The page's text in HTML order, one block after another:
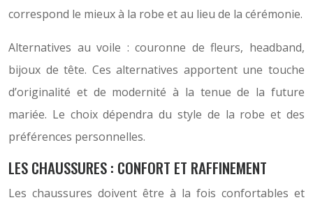
correspond le mieux à la robe et au lieu de la cérémonie.
Alternatives au voile : couronne de fleurs, headband,
bijoux de tête. Ces alternatives apportent une touche
d’originalité et de modernité à la tenue de la future
mariée. Le choix dépendra du style de la robe et des
préférences personnelles.
LES CHAUSSURES : CONFORT ET RAFFINEMENT
Les chaussures doivent être à la fois confortables et